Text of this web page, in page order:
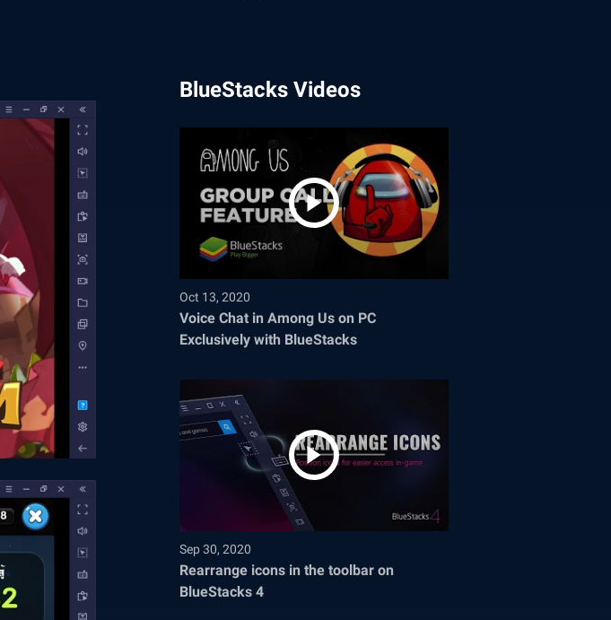
BlueStacks Videos
Oct 13, 2020
Voice Chat in Among Us on PC
Exclusively with BlueStacks
Sep 30, 2020
Rearrange icons in the toolbar on
BlueStacks 4